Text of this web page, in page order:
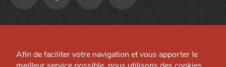
Grande Cause
Préférences cookies
Afin de faciliter votre navigation et vous apporter le